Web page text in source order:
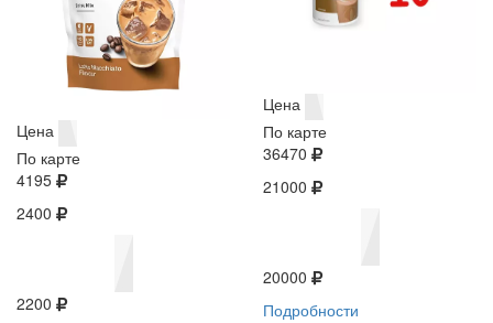
Цена
По карте
4195
2400
2200
Цена
По карте
36470
21000
20000
Подробности